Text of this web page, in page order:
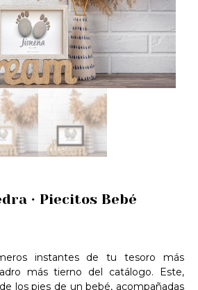
· Piecitos Bebé
instantes de tu tesoro más
más tierno del catálogo. Este,
los pies de un bebé, acompañadas